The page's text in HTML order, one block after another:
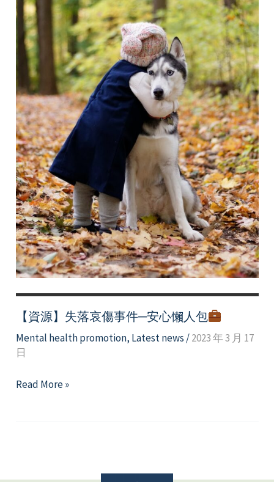
【資源】失落哀傷事件─安⼼懶⼈包
Mental health promotion, Latest news /2023 年 3 月 17
日
【資
Read More »